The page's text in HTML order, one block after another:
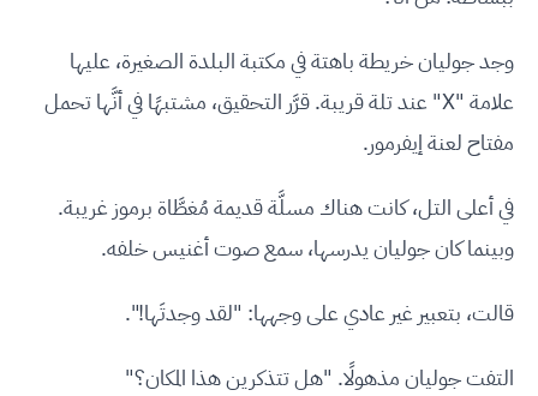
وجد جوليان خريطة باهتة في مكتبة البلدة الصغيرة، عليها
علامة "X" عند تلة قريبة. قرَّر التحقيق، مشتبهًا في أنَّها تحمل
مفتاح لعنة إيفرمور.
في أعلى التل، كانت هناك مسلَّة قديمة مُغطَّاة برموز غريبة.
وبينما كان جوليان يدرسها، سمع صوت أغنيس خلفه.
قالت، بتعبير غير عادي على وجهها: "لقد وجدتَها!".
التفت جوليان مذهولًا. "هل تتذكرين هذا المكان؟"